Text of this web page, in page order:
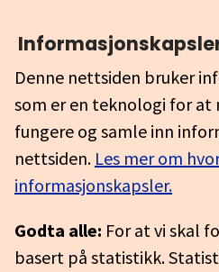
Denne nettsiden bruker
som er en teknologi for at
fungere og samle inn
nettsiden. Les mer om
informasjonskapsler.
Godta alle: For at vi skal
basert på statistikk.